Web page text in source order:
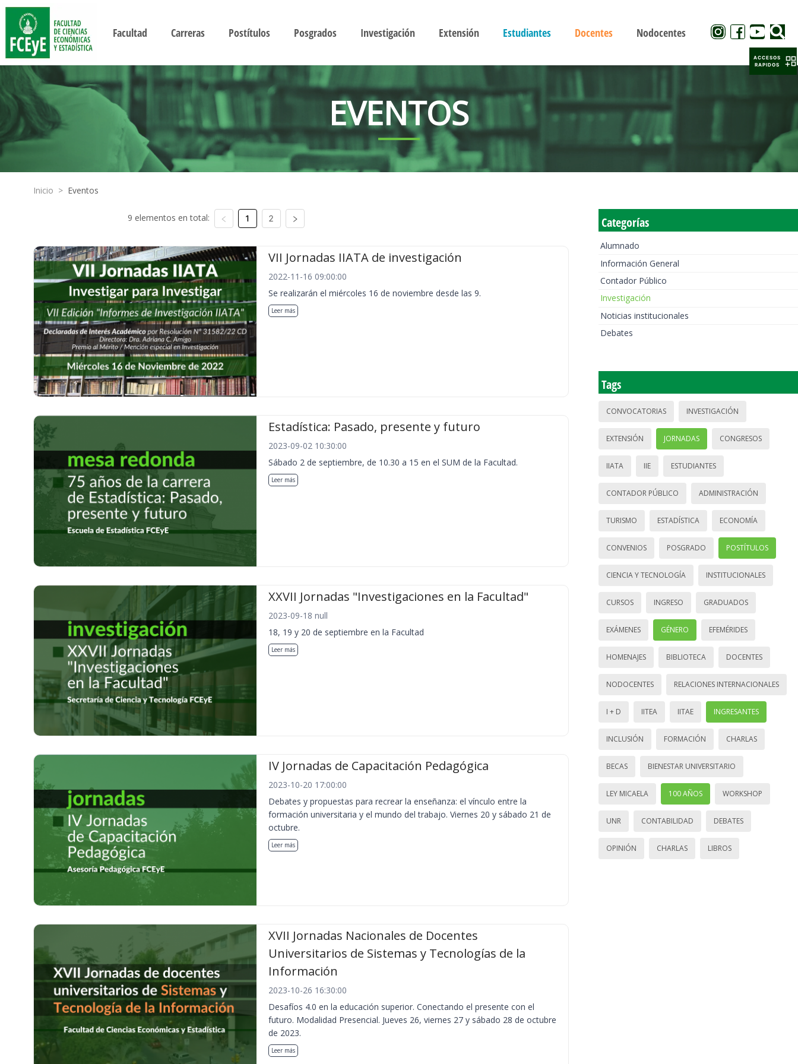
Facultad Carreras Postítulos Posgrados Investigación Extensión Estudiantes Docentes Nodocentes
EVENTOS
Inicio > Eventos
9 elementos en total: 1 2
VII Jornadas IIATA de investigación
2022-11-16 09:00:00
Se realizarán el miércoles 16 de noviembre desde las 9.
Leer más
Estadística: Pasado, presente y futuro
2023-09-02 10:30:00
Sábado 2 de septiembre, de 10.30 a 15 en el SUM de la Facultad.
Leer más
XXVII Jornadas "Investigaciones en la Facultad"
2023-09-18 null
18, 19 y 20 de septiembre en la Facultad
Leer más
IV Jornadas de Capacitación Pedagógica
2023-10-20 17:00:00
Debates y propuestas para recrear la enseñanza: el vínculo entre la
formación universitaria y el mundo del trabajo. Viernes 20 y sábado 21 de
octubre.
Leer más
XVII Jornadas Nacionales de Docentes
Universitarios de Sistemas y Tecnologías de la
Información
2023-10-26 16:30:00
Desafíos 4.0 en la educación superior. Conectando el presente con el
futuro. Modalidad Presencial. Jueves 26, viernes 27 y sábado 28 de octubre
de 2023.
Leer más
Categorías
Alumnado
Información General
Contador Público
Investigación
Noticias institucionales
Debates
Tags
CONVOCATORIAS INVESTIGACIÓN
EXTENSIÓN JORNADAS CONGRESOS
IIATA IIE ESTUDIANTES
CONTADOR PÚBLICO ADMINISTRACIÓN
TURISMO ESTADÍSTICA ECONOMÍA
CONVENIOS POSGRADO POSTÍTULOS
CIENCIA Y TECNOLOGÍA INSTITUCIONALES
CURSOS INGRESO GRADUADOS
EXÁMENES GÉNERO EFEMÉRIDES
HOMENAJES BIBLIOTECA DOCENTES
NODOCENTES RELACIONES INTERNACIONALES
I + D IITEA IITAE INGRESANTES
INCLUSIÓN FORMACIÓN CHARLAS
BECAS BIENESTAR UNIVERSITARIO
LEY MICAELA 100 AÑOS WORKSHOP
UNR CONTABILIDAD DEBATES
OPINIÓN CHARLAS LIBROS
ACCESOS
RAPIDOS